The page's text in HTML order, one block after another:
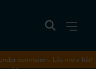
sommaren. Läs mera här!